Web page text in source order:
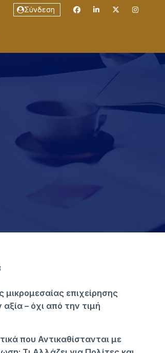
Σύνδεση
μικρομεσαίας επιχείρησης
– όχι από την τιμή
που Αντικαθίστανται με